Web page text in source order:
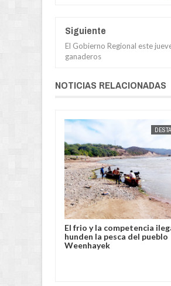
Siguiente
El Gobierno Regional este
ganaderos
NOTICIAS RELACIONADAS
El frio y la competencia
hunden la pesca del pueblo
Weenhayek